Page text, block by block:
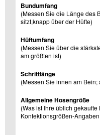
Bundumfang
(Messen Sie die Länge des
sitzt,knapp über der Hüfte)
Hüftumfang
(Messen Sie über die
am größten ist)
Schrittlänge
(Messen Sie innen am Bein;
Allgemeine Hosengröße
(Was ist Ihre üblich
Konfektionsgrößen-